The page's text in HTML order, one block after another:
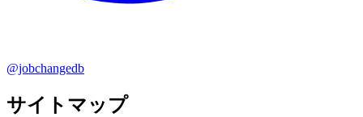
@jobchangedb
サイトマップ